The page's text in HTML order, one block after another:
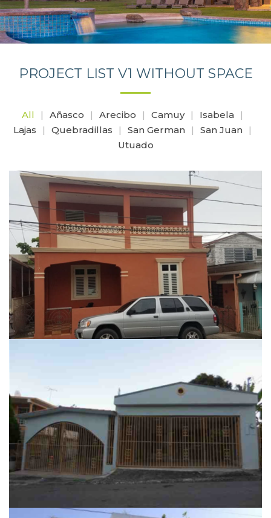
PROJECT LIST V1 WITHOUT SPACE
All Añasco Arecibo Camuy
Isabela
Lajas
Quebradillas San German
San Juan
Utuado